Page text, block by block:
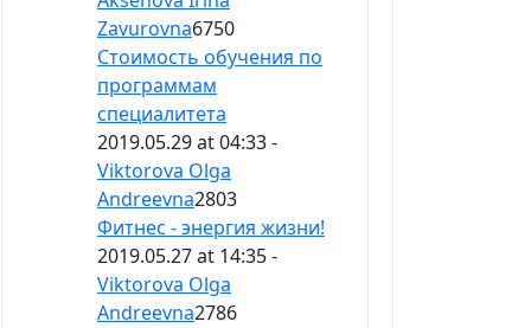
Zavurovna6750
Стоимость обучения по
программам
специалитета
2019.05.29 at 04:33 -
Viktorova Olga
Andreevna2803
Фитнес - энергия жизни!
2019.05.27 at 14:35 -
Viktorova Olga
Andreevna2786